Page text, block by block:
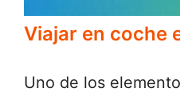
Viajar en coche
Uno de los